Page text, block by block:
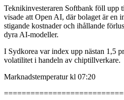
Teknikinvesteraren Softbank föll upp
visade att Open AI, där bolaget är en
stigande kostnader och ihållande
dyra AI-modeller.
I Sydkorea var index upp nästan 1,5
volatilitet i handeln av chiptillverkare.
Marknadstemperatur kl 07:20